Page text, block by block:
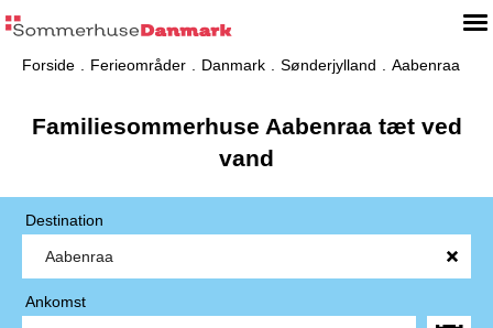
Forside Ferieområder Danmark Sønderjylland Aabenraa
Familiesommerhuse Aabenraa tæt ved
vand
Destination
Ankomst